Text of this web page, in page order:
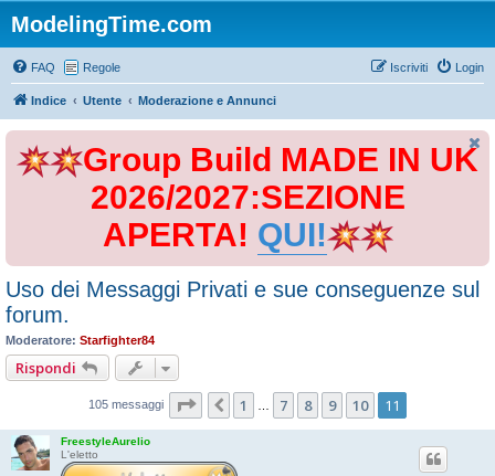
ModelingTime.com
FAQ Regole Login
Iscriviti
Indice Utente Moderazione e Annunci
Group Build MADE IN UK
2026/2027:SEZIONE
APERTA! QUI!
Uso dei Messaggi Privati e sue conseguenze sul
forum.
Moderatore: Starfighter84
Rispondi
105 messaggi Pagina di11
Precedente
1 7 8 9 10 11
FreestyleAurelio
L'eletto